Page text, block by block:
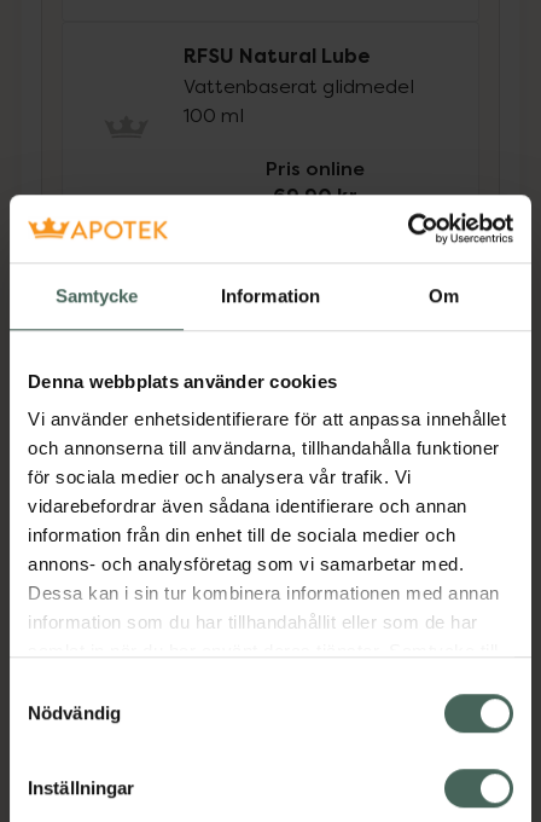
Samtycke Information Om
Denna webbplats använder cookies
Vi använder enhetsidentifierare för att anpassa innehållet
och annonserna till användarna, tillhandahålla funktioner
för sociala medier och analysera vår trafik. Vi
vidarebefordrar även sådana identifierare och annan
information från din enhet till de sociala medier och
annons- och analysföretag som vi samarbetar med.
Dessa kan i sin tur kombinera informationen med annan
information som du har tillhandahållit eller som de har
återkalla ditt samtycke via webbplatsens
cookieinställningar. Ett återkallat samtycke påverkar inte
lagligheten av behandling som skett innan återkallelsen.
Nödvändig
Inställningar
RFSU Natural Lube
Vattenbaserat glidmedel
100 ml
Pris online
69,90 kr
Köp båda för
Köp båda
Beskrivning
RFSU Velvet Lube är ett silkeslent,
silikonbaserat glidmedel som ger en extra
långvarig glideffekt. Velvet Lube är utvecklad
för dig som vill ha ett elegant och hållbart
glid, utan att kompromissa med komfort eller
känsla. Den vattenavvisande formulan
fungerar utmärkt även i dusch och bad och
stannar kvar på huden utan att absorberas.
ett lyxigt och pålitligt val vid både korta och
gynekologisk testad och parfymfri. 100%
Vegansk och certifierad av The Vegan Society.